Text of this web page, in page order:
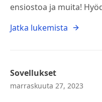
ensiostoa ja muita!
Jatka lukemista
Sovellukset
marraskuuta 27, 2023